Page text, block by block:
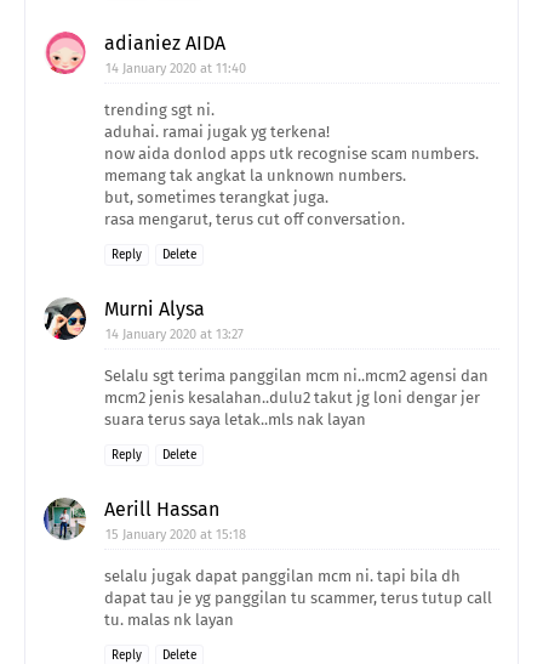
adianiez AIDA
14 January 2020 at 11:40
trending sgt ni.
aduhai. ramai jugak yg terkena!
now aida donlod apps utk recognise scam numbers.
memang tak angkat la unknown numbers.
but, sometimes terangkat juga.
rasa mengarut, terus cut off conversation.
Reply Delete
Murni Alysa
14 January 2020 at 13:27
Selalu sgt terima panggilan mcm ni..mcm2 agensi dan
mcm2 jenis kesalahan..dulu2 takut jg loni dengar jer
suara terus saya letak..mls nak layan
Reply Delete
Aerill Hassan
15 January 2020 at 15:18
selalu jugak dapat panggilan mcm ni. tapi bila dh
dapat tau je yg panggilan tu scammer, terus tutup call
tu. malas nk layan
Reply Delete